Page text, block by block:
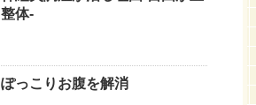
整体-
ぽっこりお腹を解消